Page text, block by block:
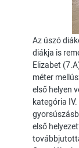
Az úszó
diákja is
Elizabet
méter
első helyen
kategória
első